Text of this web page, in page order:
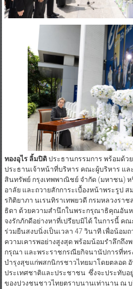
ทองอุไร ลิ้มปิติประธานกรรมการ พร้อมด้วย
ประธานเจ้าหน้าที่บริหาร คณะผู้บริหาร แ
สินทรัพย์ กรุงเทพพาณิชย์ จำกัด (มหาชน) ห
อาลัย และถวายสักการะเบื้องหน้าพระรูป ส
รกิติยาภา นเรนทิราเทพยวดี กรมหลวงรา
ธิดา ด้วยความสำนึกในพระกรุณาธิคุณอัน
จงรักภักดีอย่างหาที่เปรียบมิได้ ในการนี้ ค
ร่วมยืนสงบนิ่งเป็นเวลา 47 วินาที เพื่อน้อม
ความเคารพอย่างสูงสุด พร้อมน้อมรำลึกถึง
กรุณา และพระราชกรณียกิจนานัปการที่ทร
บำรุงสุขแก่พสกนิกรชาวไทยมาโดยตลอด
ประเทศชาติและประชาชน ซึ่งจะประทับอ
ของปวงชนชาวไทยตราบนานเท่านาน ณ